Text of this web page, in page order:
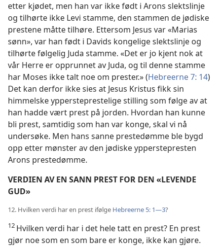
etter kjødet, men han var ikke født i Arons slektslinje
og tilhørte ikke Levi stamme, den stammen de jødiske
prestene måtte tilhøre. Ettersom Jesus var «Marias
sønn», var han født i Davids kongelige slektslinje og
tilhørte følgelig Juda stamme. «Det er jo kjent nok at
vår Herre er opprunnet av Juda, og til denne stamme
har Moses ikke talt noe om prester.» (Hebreerne 7: 14)
Det kan derfor ikke sies at Jesus Kristus fikk sin
himmelske yppersteprestelige stilling som følge av at
han hadde vært prest på jorden. Hvordan han kunne
bli prest, samtidig som han var konge, skal vi nå
undersøke. Men hans sanne prestedømme ble bygd
opp etter mønster av den jødiske ypperstepresten
Arons prestedømme.
VERDIEN AV EN SANN PREST FOR DEN «LEVENDE
GUD»
12. Hvilken verdi har en prest ifølge Hebreerne 5: 1—3?
12 Hvilken verdi har i det hele tatt en prest? En prest
gjør noe som en som bare er konge, ikke kan gjøre.